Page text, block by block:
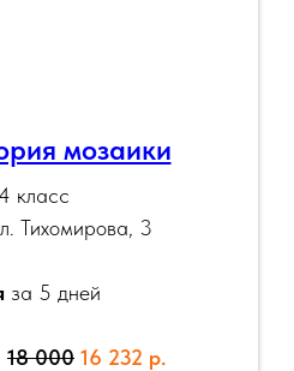
мозаики
класс
Тихомирова, 3
за 5 дней
18 000 16 232 р.